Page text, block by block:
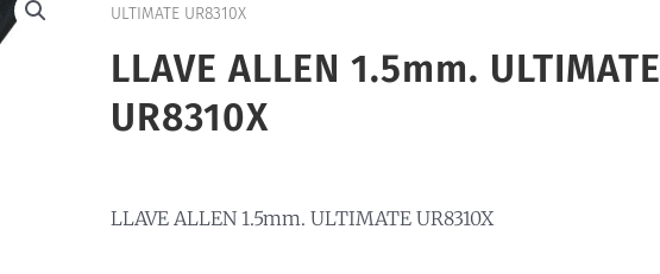
ULTIMATE UR8310X
LLAVE ALLEN 1.5mm. ULTIMATE
UR8310X
LLAVE ALLEN 1.5mm. ULTIMATE UR8310X